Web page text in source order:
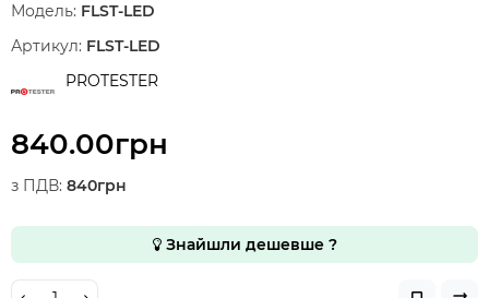
Модель: FLST-LED
Артикул: FLST-LED
PROTESTER
840.00грн
з ПДВ: 840грн
Знайшли дешевше ?